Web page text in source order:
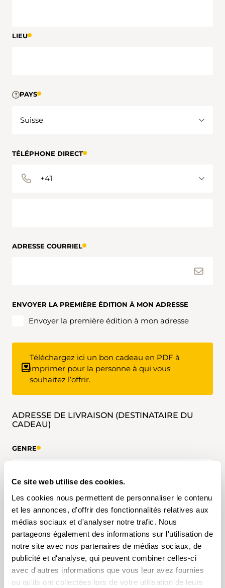
Ce site web utilise des cookies.
Les cookies nous permettent de personnaliser le contenu
et les annonces, d'offrir des fonctionnalités relatives aux
médias sociaux et d'analyser notre trafic. Nous
partageons également des informations sur l'utilisation de
notre site avec nos partenaires de médias sociaux, de
publicité et d'analyse, qui peuvent combiner celles-ci
avec d'autres informations que vous leur avez fournies
ou qu'ils ont collectées lors de votre utilisation de leurs
LIEU
PAYS
TÉLÉPHONE DIRECT
ADRESSE COURRIEL
ENVOYER LA PREMIÈRE ÉDITION À MON ADRESSE
Envoyer la première édition à mon adresse
Téléchargez ici un bon cadeau en PDF à
imprimer pour la personne à qui vous
souhaitez l’offrir.
ADRESSE DE LIVRAISON (DESTINATAIRE DU
CADEAU)
GENRE
PRÉNOM
NOM